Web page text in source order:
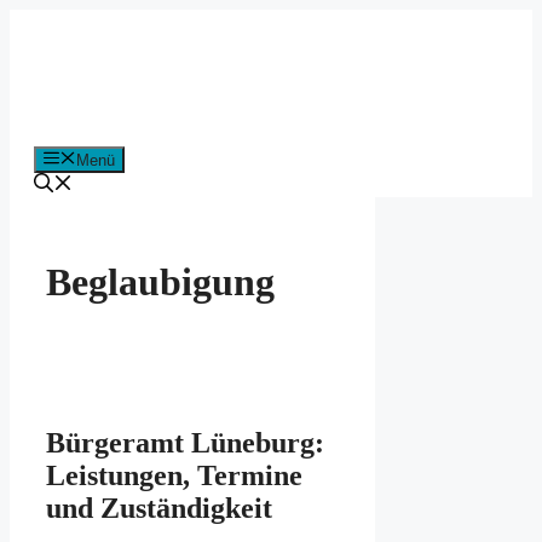
Menü
Beglaubigung
Bürgeramt Lüneburg:
Leistungen, Termine
und Zuständigkeit